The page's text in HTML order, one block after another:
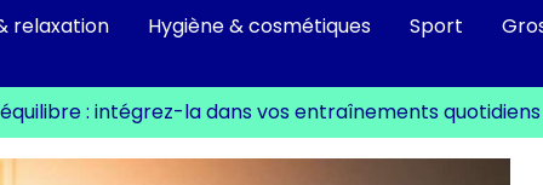
relaxation Hygiène & cosmétiques Sport
: intégrez-la dans vos entraînements quotidiens